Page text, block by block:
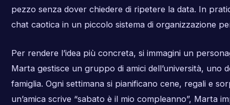
pezzo senza dover chiedere di ripetere la data. In
chat caotica in un piccolo sistema di organizzazione
Per rendere l’idea più concreta, si immagini un
Marta gestisce un gruppo di amici dell’università, uno
famiglia. Ogni settimana si pianificano cene, regali e
un’amica scrive “sabato è il mio compleanno”, Marta